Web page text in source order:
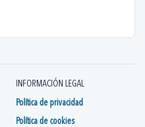
INFORMACIÓN LEGAL
Política de privacidad
Política de cookies